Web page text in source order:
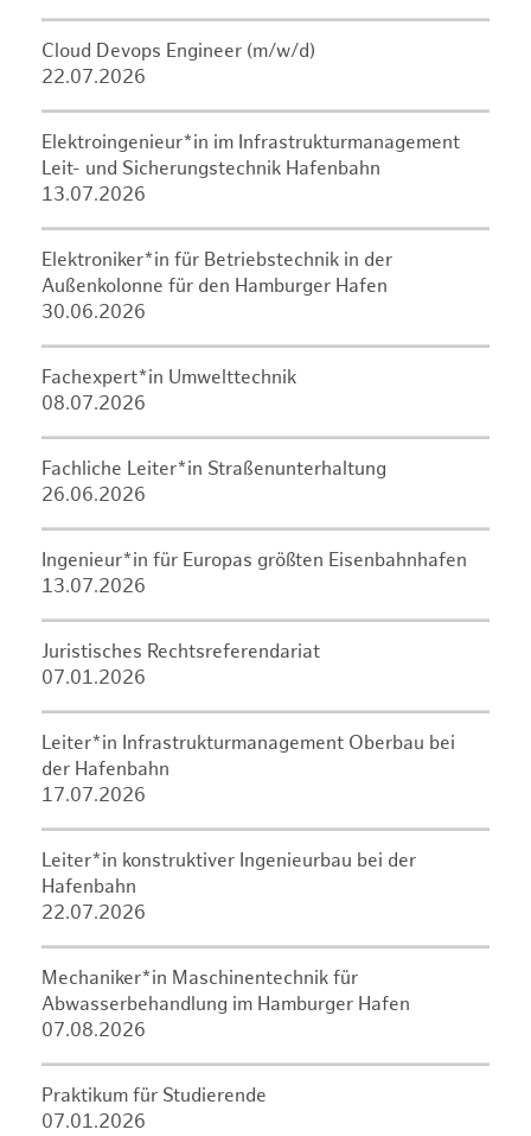
Cloud Devops Engineer (m/w/d)
22.07.2026
Elektroingenieur*in im Infrastrukturmanagement
Leit- und Sicherungstechnik Hafenbahn
13.07.2026
Elektroniker*in für Betriebstechnik in der
Außenkolonne für den Hamburger Hafen
30.06.2026
Fachexpert*in Umwelttechnik
08.07.2026
Fachliche Leiter*in Straßenunterhaltung
26.06.2026
Ingenieur*in für Europas größten Eisenbahnhafen
13.07.2026
Juristisches Rechtsreferendariat
07.01.2026
Leiter*in Infrastrukturmanagement Oberbau bei
der Hafenbahn
17.07.2026
Leiter*in konstruktiver Ingenieurbau bei der
Hafenbahn
22.07.2026
Mechaniker*in Maschinentechnik für
Abwasserbehandlung im Hamburger Hafen
07.08.2026
Praktikum für Studierende
07.01.2026